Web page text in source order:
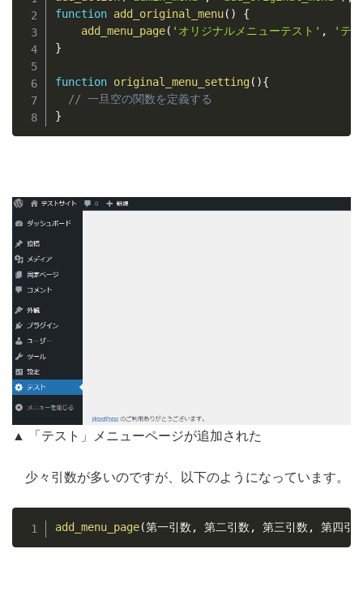
function add_original_menu( )
{
add_menu_page( 'オリジナルメニューテスト' ,
'テ
}
function original_menu_setting( ){
// 一旦空の関数を定義する
}
▲ 「テスト」メニューページが追加された
少々引数が多いのですが、以下のようになっています。
add_menu_page(第一引数 , 第二引数 , 第三引数 , 第四引
Copy